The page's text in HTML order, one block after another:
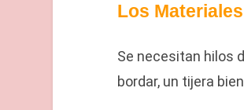
Los Materiales
Se necesitan hilos
bordar, un tijera